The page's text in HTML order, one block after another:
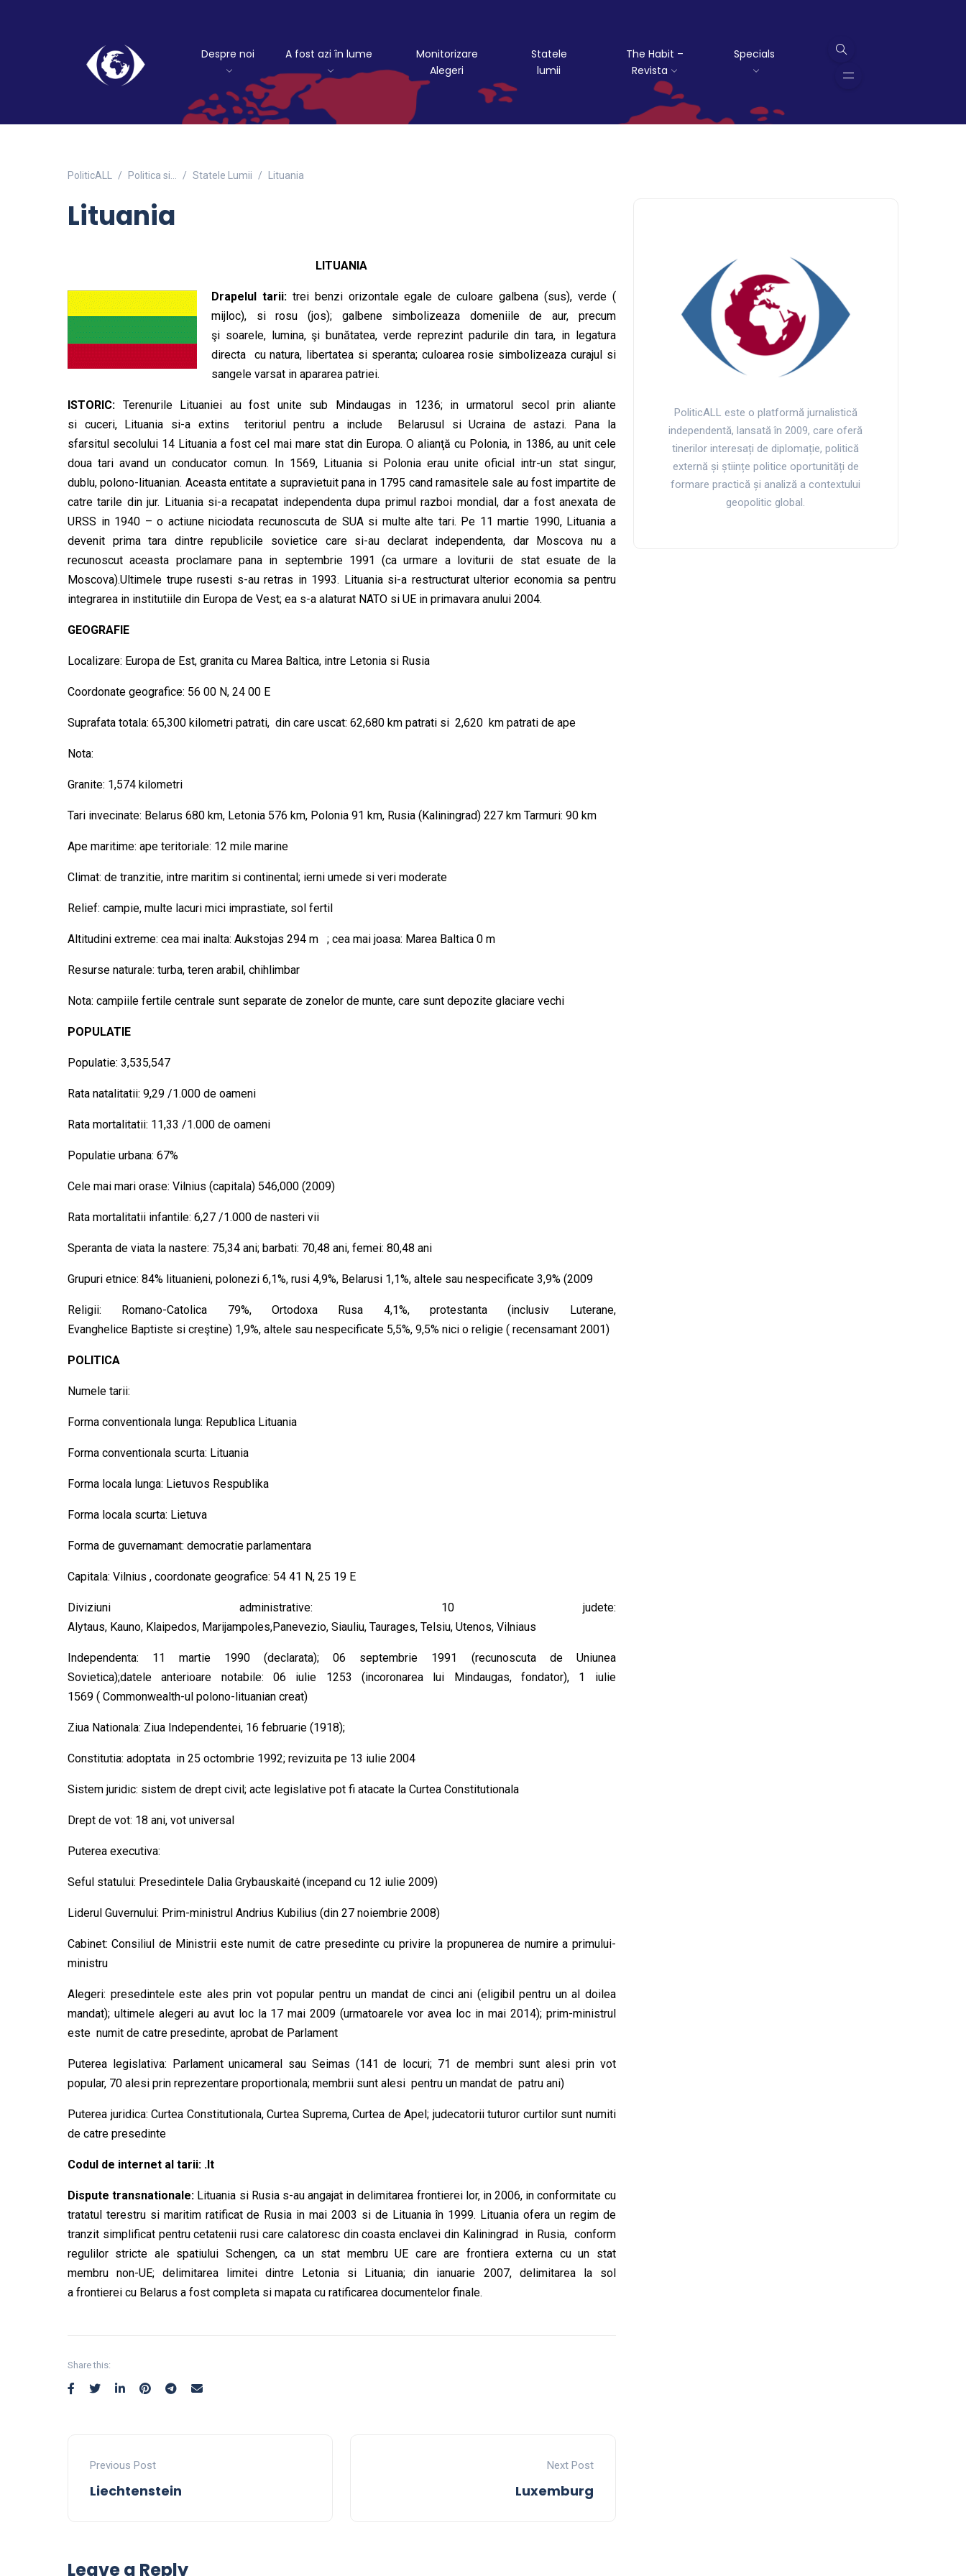
Despre noi A fost azi în lume
Monitorizare
Alegeri
Statele
lumii
The Habit –
Revista
Specials
PoliticALL Politica si… Statele Lumii Lituania
Lituania
LITUANIA
Drapelul tarii:trei benzi orizontale egale de culoare galbena (sus), verde (
mijloc), si rosu (jos); galbene simbolizeaza domeniile de aur, precum
şi soarele, lumina, şi bunătatea, verde reprezint padurile din tara, in legatura
directa cu natura, libertatea si speranta; culoarea rosie simbolizeaza curajul si
sangele varsat in apararea patriei.
ISTORIC: Terenurile Lituaniei au fost unite sub Mindaugas in 1236; in urmatorul secol prin aliante
si cuceri, Lituania si-a extins teritoriul pentru a include Belarusul si Ucraina de astazi. Pana la
sfarsitul secolului 14 Lituania a fost cel mai mare stat din Europa. O alianţă cu Polonia, in 1386, au unit cele
doua tari avand un conducator comun. In 1569, Lituania si Polonia erau unite oficial intr-un stat singur,
dublu, polono-lituanian. Aceasta entitate a supravietuit pana in 1795 cand ramasitele sale au fost impartite de
catre tarile din jur. Lituania si-a recapatat independenta dupa primul razboi mondial, dar a fost anexata de
URSS in 1940 – o actiune niciodata recunoscuta de SUA si multe alte tari. Pe 11 martie 1990, Lituania a
devenit prima tara dintre republicile sovietice care si-au declarat independenta, dar Moscova nu a
recunoscut aceasta proclamare pana in septembrie 1991 (ca urmare a loviturii de stat esuate de la
Moscova).Ultimele trupe rusesti s-au retras in 1993. Lituania si-a restructurat ulterior economia sa pentru
integrarea in institutiile din Europa de Vest; ea s-a alaturat NATO si UE in primavara anului 2004.
GEOGRAFIE
Localizare: Europa de Est, granita cu Marea Baltica, intre Letonia si Rusia
Coordonate geografice: 56 00 N, 24 00 E
Suprafata totala: 65,300 kilometri patrati, din care uscat: 62,680 km patrati si 2,620 km patrati de ape
Nota:
Granite: 1,574 kilometri
Tari invecinate: Belarus 680 km, Letonia 576 km, Polonia 91 km, Rusia (Kaliningrad) 227 km Tarmuri: 90 km
Ape maritime: ape teritoriale: 12 mile marine
Climat: de tranzitie, intre maritim si continental; ierni umede si veri moderate
Relief: campie, multe lacuri mici imprastiate, sol fertil
Altitudini extreme: cea mai inalta: Aukstojas 294 m ; cea mai joasa: Marea Baltica 0 m
Resurse naturale: turba, teren arabil, chihlimbar
Nota: campiile fertile centrale sunt separate de zonelor de munte, care sunt depozite glaciare vechi
POPULATIE
Populatie: 3,535,547
Rata natalitatii: 9,29 /1.000 de oameni
Rata mortalitatii: 11,33 /1.000 de oameni
Populatie urbana: 67%
Cele mai mari orase: Vilnius (capitala) 546,000 (2009)
Rata mortalitatii infantile: 6,27 /1.000 de nasteri vii
Speranta de viata la nastere: 75,34 ani; barbati: 70,48 ani, femei: 80,48 ani
Grupuri etnice: 84% lituanieni, polonezi 6,1%, rusi 4,9%, Belarusi 1,1%, altele sau nespecificate 3,9% (2009
Religii: Romano-Catolica 79%, Ortodoxa Rusa 4,1%, protestanta (inclusiv Luterane,
Evanghelice Baptiste si creştine) 1,9%, altele sau nespecificate 5,5%, 9,5% nici o religie ( recensamant 2001)
POLITICA
Numele tarii:
Forma conventionala lunga: Republica Lituania
Forma conventionala scurta: Lituania
Forma locala lunga: Lietuvos Respublika
Forma locala scurta: Lietuva
Forma de guvernamant: democratie parlamentara
Capitala: Vilnius , coordonate geografice: 54 41 N, 25 19 E
Diviziuni administrative: 10 judete:
Alytaus, Kauno, Klaipedos, Marijampoles,Panevezio, Siauliu, Taurages, Telsiu, Utenos, Vilniaus
Independenta: 11 martie 1990 (declarata); 06 septembrie 1991 (recunoscuta de Uniunea
Sovietica);datele anterioare notabile: 06 iulie 1253 (incoronarea lui Mindaugas, fondator), 1 iulie
1569 ( Commonwealth-ul polono-lituanian creat)
Ziua Nationala: Ziua Independentei, 16 februarie (1918);
Constitutia: adoptata in 25 octombrie 1992; revizuita pe 13 iulie 2004
Sistem juridic: sistem de drept civil; acte legislative pot fi atacate la Curtea Constitutionala
Drept de vot: 18 ani, vot universal
Puterea executiva:
Seful statului: Presedintele Dalia Grybauskaitė (incepand cu 12 iulie 2009)
Liderul Guvernului: Prim-ministrul Andrius Kubilius (din 27 noiembrie 2008)
Cabinet: Consiliul de Ministrii este numit de catre presedinte cu privire la propunerea de numire a primului-
ministru
Alegeri: presedintele este ales prin vot popular pentru un mandat de cinci ani (eligibil pentru un al doilea
mandat); ultimele alegeri au avut loc la 17 mai 2009 (urmatoarele vor avea loc in mai 2014); prim-ministrul
este numit de catre presedinte, aprobat de Parlament
Puterea legislativa: Parlament unicameral sau Seimas (141 de locuri; 71 de membri sunt alesi prin vot
popular, 70 alesi prin reprezentare proportionala; membrii sunt alesi pentru un mandat de patru ani)
Puterea juridica: Curtea Constitutionala, Curtea Suprema, Curtea de Apel; judecatorii tuturor curtilor sunt numiti
de catre presedinte
Codul de internet al tarii: .lt
Dispute transnationale: Lituania si Rusia s-au angajat in delimitarea frontierei lor, in 2006, in conformitate cu
tratatul terestru si maritim ratificat de Rusia in mai 2003 si de Lituania în 1999. Lituania ofera un regim de
tranzit simplificat pentru cetatenii rusi care calatoresc din coasta enclavei din Kaliningrad in Rusia, conform
regulilor stricte ale spatiului Schengen, ca un stat membru UE care are frontiera externa cu un stat
membru non-UE; delimitarea limitei dintre Letonia si Lituania; din ianuarie 2007, delimitarea la sol
a frontierei cu Belarus a fost completa si mapata cu ratificarea documentelor finale.
Share this:
Previous Post
Liechtenstein
Next Post
Luxemburg
Leave a Reply
PoliticALL este o platformă jurnalistică
independentă, lansată în 2009, care oferă
tinerilor interesați de diplomație, politică
externă și științe politice oportunități de
formare practică și analiză a contextului
geopolitic global.